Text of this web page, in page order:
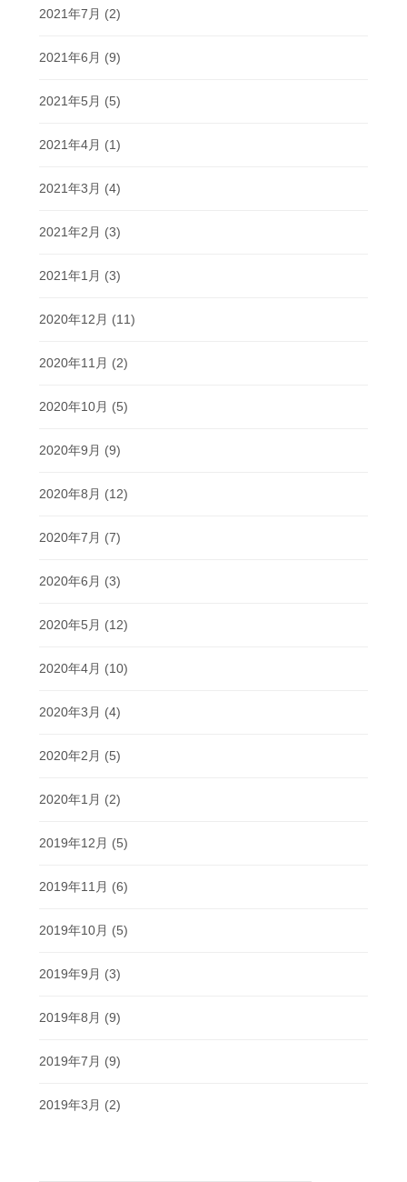
2021年7月 (2)
2021年6月 (9)
2021年5月 (5)
2021年4月 (1)
2021年3月 (4)
2021年2月 (3)
2021年1月 (3)
2020年12月 (11)
2020年11月 (2)
2020年10月 (5)
2020年9月 (9)
2020年8月 (12)
2020年7月 (7)
2020年6月 (3)
2020年5月 (12)
2020年4月 (10)
2020年3月 (4)
2020年2月 (5)
2020年1月 (2)
2019年12月 (5)
2019年11月 (6)
2019年10月 (5)
2019年9月 (3)
2019年8月 (9)
2019年7月 (9)
2019年3月 (2)